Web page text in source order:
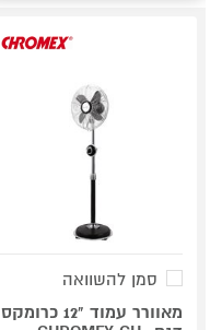
סמן להשוואה
מאוורר עמוד "12 כרומקס